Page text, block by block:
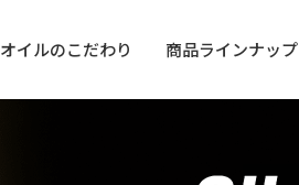
オイルのこだわり 商品ラインナップ